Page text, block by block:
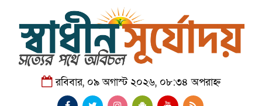
রবিবার, ০৯ অগাস্ট ২০২৬, ০৮:৩৪ অপরাহ্ন